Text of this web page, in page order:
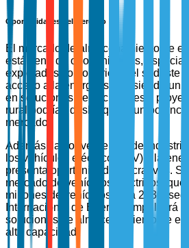
Oportunidades del Mercado
El mercado de almacenamiento de
está lleno de oportunidades,
explotadas como África y el sudeste
acceso a la energía sigue siendo un
en soluciones de microredes y
rural podrían desbloquear un
mercado.
Además, la convergencia de
los vehículos eléctricos (EV) y la
presenta oportunidades lucrativas. Se
mercado de vehículos eléctricos,
millones de vehículos para 2030,
Internacional de Energía, impulsará
soluciones de almacenamiento de
alta capacidad.